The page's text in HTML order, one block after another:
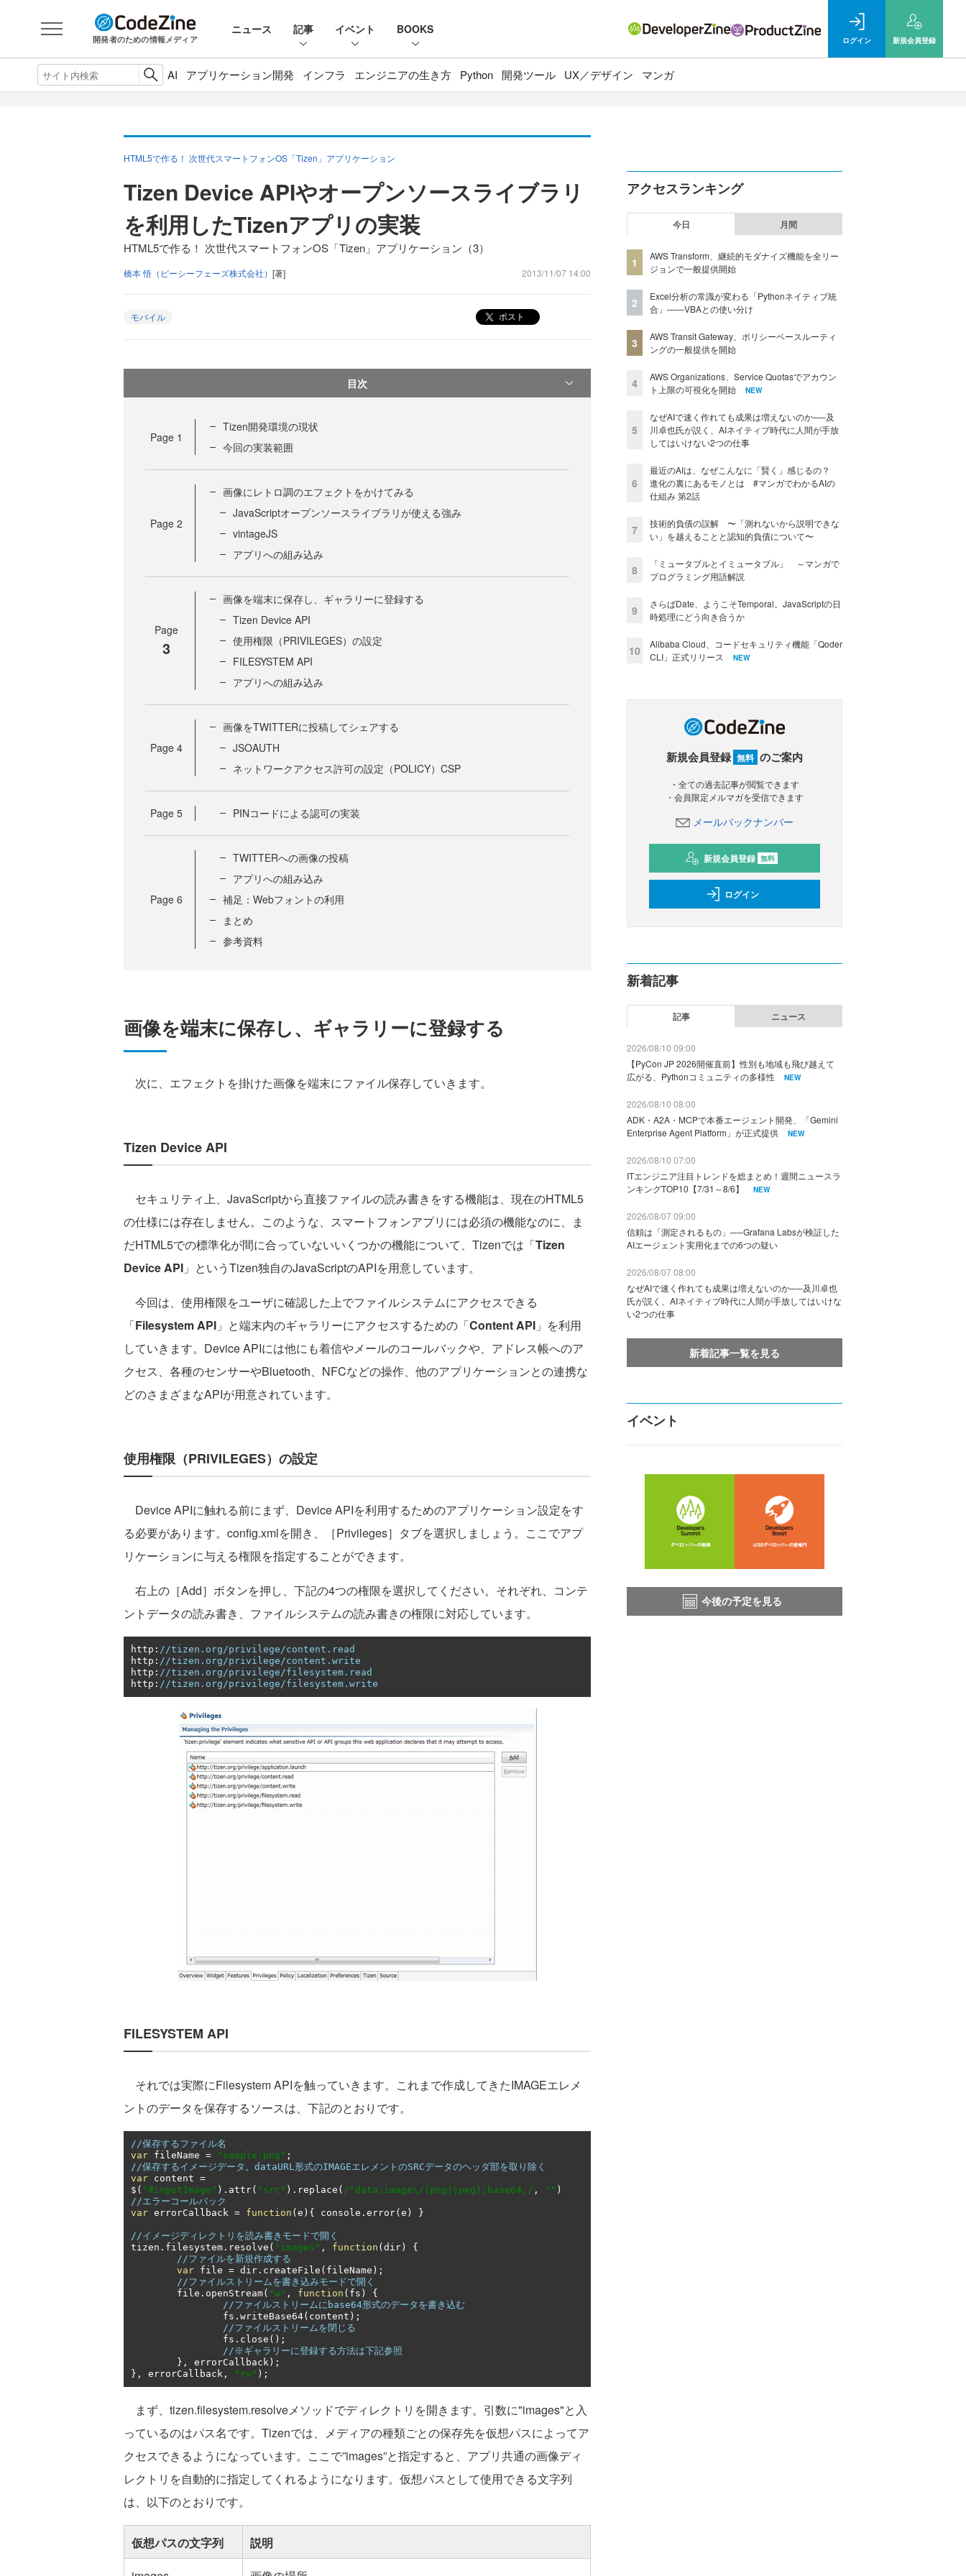
開発者のための情報メディア
ニュース 記事 イベント BOOKS
ログイン 新規会員登録
AI アプリケーション開発 インフラ エンジニアの生き方 Python 開発ツール UX／デザイン マンガ
HTML5で作る！ 次世代スマートフォンOS「Tizen」アプリケーション
Tizen Device APIやオープンソースライブラリ
を利用したTizenアプリの実装
HTML5で作る！ 次世代スマートフォンOS「Tizen」アプリケーション（3）
橋本 悟（ピーシーフェーズ株式会社） [著] 2013/11/07 14:00
モバイル ポスト
目次
Page 1
Tizen開発環境の現状
今回の実装範囲
Page 2
画像にレトロ調のエフェクトをかけてみる
JavaScriptオープンソースライブラリが使える強み
vintageJS
アプリへの組み込み
Page
3
画像を端末に保存し、ギャラリーに登録する
Tizen Device API
使用権限（PRIVILEGES）の設定
FILESYSTEM API
アプリへの組み込み
Page 4
画像をTWITTERに投稿してシェアする
JSOAUTH
ネットワークアクセス許可の設定（POLICY）CSP
Page 5 PINコードによる認可の実装
Page 6
TWITTERへの画像の投稿
アプリへの組み込み
補足：Webフォントの利用
まとめ
参考資料
画像を端末に保存し、ギャラリーに登録する
次に、エフェクトを掛けた画像を端末にファイル保存していきます。
Tizen Device API
セキュリティ上、JavaScriptから直接ファイルの読み書きをする機能は、現在のHTML5
の仕様には存在しません。このような、スマートフォンアプリには必須の機能なのに、ま
だHTML5での標準化が間に合っていないいくつかの機能について、Tizenでは「Tizen
Device API 」というTizen独自のJavaScriptのAPIを用意しています。
今回は、使用権限をユーザに確認した上でファイルシステムにアクセスできる
「Filesystem API 」と端末内のギャラリーにアクセスするための「Content API 」を利用
していきます。Device APIには他にも着信やメールのコールバックや、アドレス帳へのア
クセス、各種のセンサーやBluetooth、NFCなどの操作、他のアプリケーションとの連携な
どのさまざまなAPIが用意されています。
使用権限（PRIVILEGES）の設定
Device APIに触れる前にまず、Device APIを利用するためのアプリケーション設定をす
る必要があります。config.xmlを開き、［Privileges］タブを選択しましょう。ここでアプ
リケーションに与える権限を指定することができます。
右上の［Add］ボタンを押し、下記の4つの権限を選択してください。それぞれ、コンテ
ントデータの読み書き、ファイルシステムの読み書きの権限に対応しています。
http : //tizen.org/privilege/content.read
http : //tizen.org/privilege/content.write
http : //tizen.org/privilege/filesystem.read
http : //tizen.org/privilege/filesystem.write
FILESYSTEM API
それでは実際にFilesystem APIを触っていきます。これまで作成してきたIMAGEエレメ
ントのデータを保存するソースは、下記のとおりです。
//保存するファイル名
var fileName = "sample.png" ;
//保存するイメージデータ。dataURL形式のIMAGEエレメントのSRCデータのヘッダ部を取り除く
var content =
$ ( "#inputImage" ). attr( "src" ). replace ( /^data:image\/(png|jpeg);base64,/ , "" )
//エラーコールバック
var errorCallback = function ( e ){ console . error( e ) }
//イメージディレクトリを読み書きモードで開く
tizen . filesystem . resolve ( "images" , function ( dir )
{
//ファイルを新規作成する
var file = dir . createFile ( fileName );
//ファイルストリームを書き込みモードで開く
	file
. openStream( "w" , function ( fs )
{
//ファイルストリームにbase64形式のデータを書き込む
		fs
. writeBase64( content );
//ファイルストリームを閉じる
		fs
. close ();
//※ギャラリーに登録する方法は下記参照
},
errorCallback );
},
errorCallback , "rw" );
まず、tizen.filesystem.resolveメソッドでディレクトリを開きます。引数に"images"と入
っているのはパス名です。Tizenでは、メディアの種類ごとの保存先を仮想パスによってア
クセスできるようになっています。ここで”images”と指定すると、アプリ共通の画像ディ
レクトリを自動的に指定してくれるようになります。仮想パスとして使用できる文字列
は、以下のとおりです。
仮想パスの文字列
説明
アクセスランキング
今日 月間
1
AWS Transform、継続的モダナイズ機能を全リー
ジョンで一般提供開始
2
Excel分析の常識が変わる「Pythonネイティブ統
合」――VBAとの使い分け
3
AWS Transit Gateway、ポリシーベースルーティ
ングの一般提供を開始
4
AWS Organizations、Service Quotasでアカウン
ト上限の可視化を開始
NEW
5
なぜAIで速く作れても成果は増えないのか──及
川卓也氏が説く、AIネイティブ時代に人間が手放
してはいけない2つの仕事
6
最近のAIは、なぜこんなに「賢く」感じるの？
進化の裏にあるモノとは #マンガでわかるAIの
仕組み 第2話
7
技術的負債の誤解 〜「測れないから説明できな
い」を越えることと認知的負債について〜
8
「ミュータブルとイミュータブル」 ～マンガで
プログラミング用語解説
9
さらばDate、ようこそTemporal。JavaScriptの日
時処理にどう向き合うか
10
Alibaba Cloud、コードセキュリティ機能「Qoder
CLI」正式リリース
NEW
新規会員登録 無料 のご案内
・全ての過去記事が閲覧できます
・会員限定メルマガを受信できます
メールバックナンバー
新規会員登録 無料
ログイン
新着記事
記事 ニュース
2026/08/10 09:00
【PyCon JP 2026開催直前】性別も地域も飛び越えて
広がる、Pythonコミュニティの多様性
NEW
2026/08/10 08:00
ADK・A2A・MCPで本番エージェント開発、「Gemini
Enterprise Agent Platform」が正式提供
NEW
2026/08/10 07:00
ITエンジニア注目トレンドを総まとめ！週間ニュースラ
ンキングTOP10【7/31～8/6】
NEW
2026/08/07 09:00
信頼は「測定されるもの」──Grafana Labsが検証した
AIエージェント実用化までの6つの疑い
2026/08/07 08:00
なぜAIで速く作れても成果は増えないのか──及川卓也
氏が説く、AIネイティブ時代に人間が手放してはいけな
い2つの仕事
新着記事一覧を見る
イベント
今後の予定を見る